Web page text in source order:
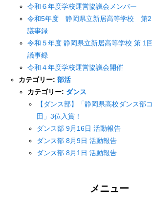
令和６年度学校運営協議会メンバー
令和5年度 静岡県立新居高等学校 第2
議事録
令和５年度 静岡県立新居高等学校 第 1
議事録
令和４年度学校運営協議会開催
カテゴリー:部活
カテゴリー: ダンス
【ダンス部】「静岡県高校ダンス部
田」3位入賞！
ダンス部 9月16日 活動報告
ダンス部 8月9日 活動報告
ダンス部 8月1日 活動報告
メニュー